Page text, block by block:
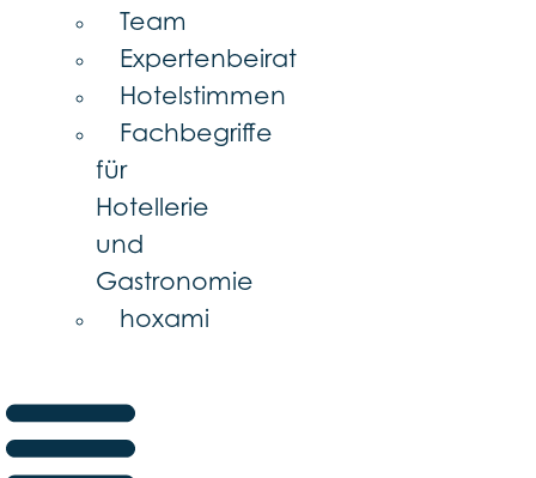
Team
Expertenbeirat
Hotelstimmen
Fachbegriffe
für
Hotellerie
und
Gastronomie
hoxami